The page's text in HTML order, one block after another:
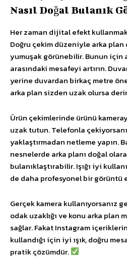
Nasıl Doğal Bulanık
Her zaman dijital efekt
Doğru çekim düzeniyle arka
yumuşak görünebilir. Bunun için
arasındaki mesafeyi artırın.
yerine duvardan birkaç metre öne
arka plan sizden uzak olursa
Ürün çekimlerinde ürünü
uzak tutun. Telefonla
yaklaştırmadan netleme yapın.
nesnelerde arka planı doğal
bulanıklaştırabilir. Işığı iyi
de daha profesyonel bir görüntü
Gerçek kamera kullanıyorsanız
odak uzaklığı ve konu arka plan
sağlar. Fakat Instagram
kullandığı için iyi ışık, doğru
pratik çözümdür.